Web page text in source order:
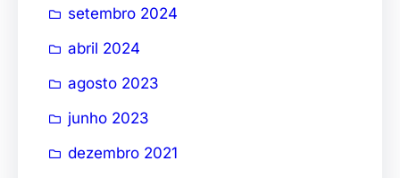
r
setembro 2024
abril 2024
agosto 2023
junho 2023
dezembro 2021